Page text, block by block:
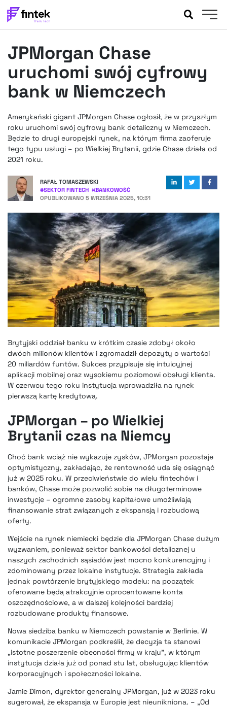
BANKOWOŚĆ
FELIETONY
WYWIADY
PODCASTY
FINTEK EXTRA
OKIEM EKSPERTA
JPMorgan Chase
uruchomi swój cyfrowy
bank w Niemczech
Amerykański gigant JPMorgan Chase ogłosił, że w przyszłym
roku uruchomi swój cyfrowy bank detaliczny w Niemczech.
Będzie to drugi europejski rynek, na którym firma zaoferuje
tego typu usługi – po Wielkiej Brytanii, gdzie Chase działa od
2021 roku.
RAFAŁ TOMASZEWSKI
#SEKTOR FINTECH #BANKOWOŚĆ
OPUBLIKOWANO 5 WRZEŚNIA 2025, 10:31
Brytyjski oddział banku w krótkim czasie zdobył około
dwóch milionów klientów i zgromadził depozyty o wartości
20 miliardów funtów. Sukces przypisuje się intuicyjnej
aplikacji mobilnej oraz wysokiemu poziomowi obsługi klienta.
W czerwcu tego roku instytucja wprowadziła na rynek
pierwszą kartę kredytową.
JPMorgan – po Wielkiej
Brytanii czas na Niemcy
Choć bank wciąż nie wykazuje zysków, JPMorgan pozostaje
optymistyczny, zakładając, że rentowność uda się osiągnąć
już w 2025 roku. W przeciwieństwie do wielu fintechów i
banków, Chase może pozwolić sobie na długoterminowe
inwestycje – ogromne zasoby kapitałowe umożliwiają
finansowanie strat związanych z ekspansją i rozbudową
oferty.
Wejście na rynek niemiecki będzie dla JPMorgan Chase dużym
wyzwaniem, ponieważ sektor bankowości detalicznej u
naszych zachodnich sąsiadów jest mocno konkurencyjny i
zdominowany przez lokalne instytucje. Strategia zakłada
jednak powtórzenie brytyjskiego modelu: na początek
oferowane będą atrakcyjnie oprocentowane konta
oszczędnościowe, a w dalszej kolejności bardziej
rozbudowane produkty finansowe.
Nowa siedziba banku w Niemczech powstanie w Berlinie. W
komunikacie JPMorgan podkreślił, że decyzja ta stanowi
„istotne poszerzenie obecności firmy w kraju”, w którym
instytucja działa już od ponad stu lat, obsługując klientów
korporacyjnych i społeczności lokalne.
Jamie Dimon, dyrektor generalny JPMorgan, już w 2023 roku
sugerował, że ekspansja w Europie jest nieunikniona. – „Od